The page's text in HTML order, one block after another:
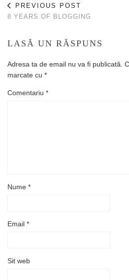
PREVIOUS POST
8 YEARS OF BLOGGING
LASĂ UN RĂSPUNS
Adresa ta de email nu va fi publicată.
marcate cu *
Comentariu *
Nume *
Email *
Sit web